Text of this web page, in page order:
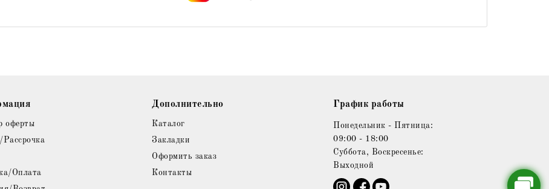
оферты
Рассрочка
Оплата
Дополнительно
Каталог
Закладки
Оформить заказ
Контакты
График работы
Понедельник - Пятница:
09:00 - 18:00
Суббота, Воскресенье:
Выходной